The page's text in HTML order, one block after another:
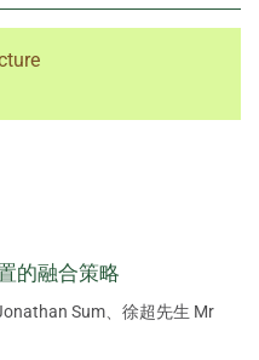
的融合策略
Sum、徐超先生 Mr